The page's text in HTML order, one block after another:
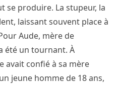
se produire. La stupeur, la
laissant souvent place à
Aude, mère de
été un tournant. À
avait confié à sa mère
jeune homme de 18 ans,